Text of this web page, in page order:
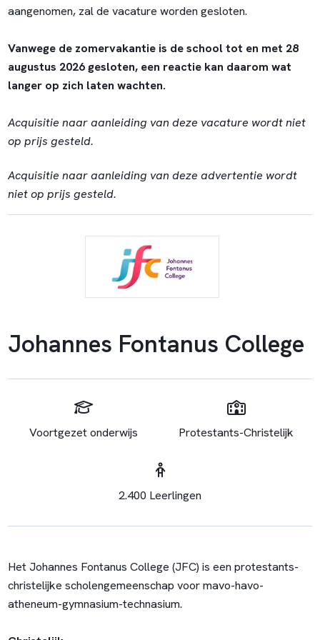
aangenomen, zal de vacature worden gesloten.
Vanwege de zomervakantie is de school tot en met 28
augustus 2026 gesloten, een reactie kan daarom wat
langer op zich laten wachten.
Acquisitie naar aanleiding van deze vacature wordt niet
op prijs gesteld.
Acquisitie naar aanleiding van deze advertentie wordt
niet op prijs gesteld.
Johannes Fontanus College
Voortgezet onderwijs Protestants-Christelijk
2.400 Leerlingen
Het Johannes Fontanus College (JFC) is een protestants-
christelijke scholengemeenschap voor mavo-havo-
atheneum-gymnasium-technasium.